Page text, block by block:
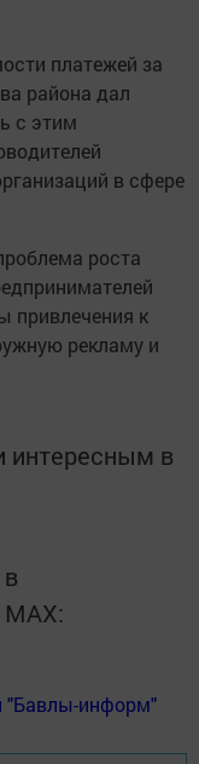
платежей за
района дал
с этим
в сфере
роста
привлечения к
рекламу и
в
MАХ:
"Бавлы-информ"